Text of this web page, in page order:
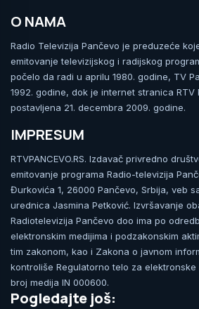
O NAMA
Radio Televizija Pančevo je preduzeće
emitovanje televizijskog i radijskog
počelo da radi u aprilu 1980. godine, TV
1992. godine, dok je internet stranica RTV
postavljena 21. decembra 2009. godine.
IMPRESUM
RTVPANCEVO.RS. Izdavač privredno
emitovanje programa Radio-televizija
Đurkovića 1, 26000 Pančevo, Srbija, veb
urednica Jasmina Petković. Izvršavanje
Radiotelevizija Pančevo doo ima po
elektronskim medijima i podzakonskim
tim zakonom, kao i Zakona o javnom
kontroliše Regulatorno telo za elektronske
broj medija IN 000600.
Pogledajte još: